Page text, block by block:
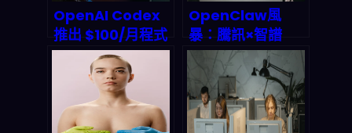
OpenAI Codex
推出 $100/月程式
碼生成方案：
2026 企業開發工
作流要怎麼接？
OpenClaw風
暴：騰訊×智譜
2026 trillion級AI
代理革命，普通開
發者即將失業？